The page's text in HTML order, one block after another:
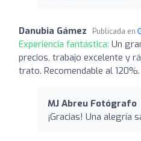
Danubia Gámez Publicada en
Experiencia fantástica: Un
precios, trabajo excelente y
trato. Recomendable al 120%.
MJ Abreu Fotógrafo
¡Gracias! Una alegría